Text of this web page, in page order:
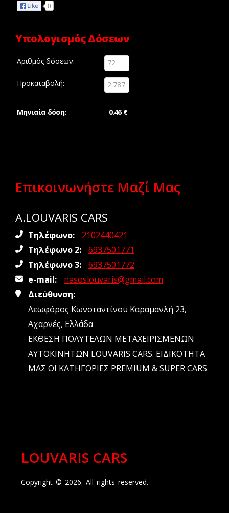
Share 0
Υπολογισμός Δόσεων
Αριθμός δόσεων:
Προκαταβολή:
Μηνιαία δόση: 0.46 €
Επικοινωνήστε Μαζί Μας
A.LOUVARIS CARS
Τηλέφωνο:
2102440421
Τηλέφωνο 2:
6937501771
Τηλέφωνο 3:
6937501772
e-mail:
nasoslouvaris@gmail.com
Διεύθυνση:
Λεωφόρος Κωνσταντίνου Καραμανλή 23,
Αχαρνές, Ελλάδα
ΕΚΘΕΣΗ ΠΟΛΥΤΕΛΩΝ ΜΕΤΑΧΕΙΡΙΣΜΕΝΩΝ
ΑΥΤΟΚΙΝΗΤΩΝ LOUVARIS CARS. ΕΙΔΙΚΟΤΗΤΑ
ΜΑΣ ΟΙ ΚΑΤΗΓΟΡΙΕΣ PREMIUM & SUPER CARS
LOUVARIS CARS
Copyright © 2026. All rights reserved.